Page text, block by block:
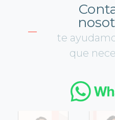
te
que